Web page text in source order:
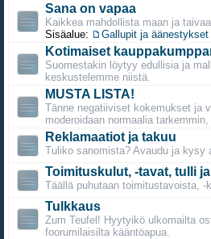
Sana on vapaa
Kaikkea mahdollista maan ja
Sisäalue:
Gallupit ja äänestykset
Kotimaiset
Suomestakin löytyy edullisia ja
keskustelemme niistä.
MUSTA LISTA!
Tänne negatiiviset kokemukset ja
moderoidaan normaalia
Reklamaatiot ja takuu
Tuliko sanomista? Avaudu ja kysy
Toimituskulut, -tavat, tulli
Täällä puhutaan toimitustavoista,
Tulkkaus
Zum Teufel! Hyytyikö ulkomailta
foorumilaisilta kääntöapua.